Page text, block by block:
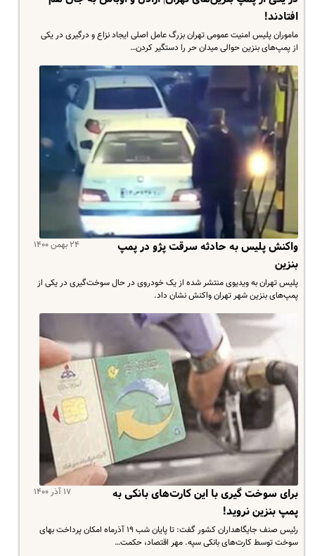
افتادند!
ماموران پلیس امنیت عمومی تهران بزرگ عامل اصلی ایجاد نزاع و درگیری در یکی
از پمپ‌های بنزین حوالی میدان حر را دستگیر کردن…
۲۴ بهمن ۱۴۰۰
واکنش پلیس به حادثه سرقت پژو در پمپ
بنزین
پلیس تهران به ویدیوی منتشر شده از یک خودروی در حال سوخت‌گیری در یکی از
پمپ‌های بنزین شهر تهران واکنش نشان داد.
۱۷ آذر ۱۴۰۰
برای سوخت گیری با این کارت‌های بانکی به
پمپ بنزین نروید!
رئیس صنف جایگاهداران کشور گفت: تا پایان شب ۱۹ آذرماه امکان پرداخت بهای
سوخت توسط کارت‌های بانکی سپه. مهر اقتصاد، حکمت…